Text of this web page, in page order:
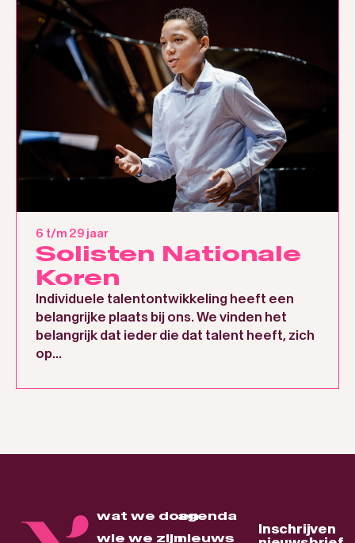
6 t/m 29 jaar
Solisten Nationale
Koren
Individuele talentontwikkeling heeft een
belangrijke plaats bij ons. We vinden het
belangrijk dat ieder die dat talent heeft, zich
op...
wat we doen
wie we zijn
agenda
nieuws
Inschrijven